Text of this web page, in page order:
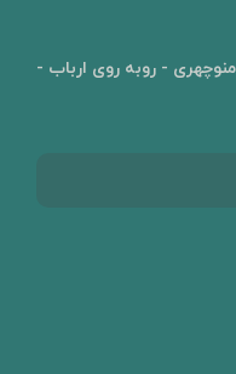
- روبه روی ارباب -